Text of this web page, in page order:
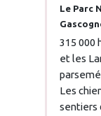
Le Parc
315 000
et les
Les
sentiers